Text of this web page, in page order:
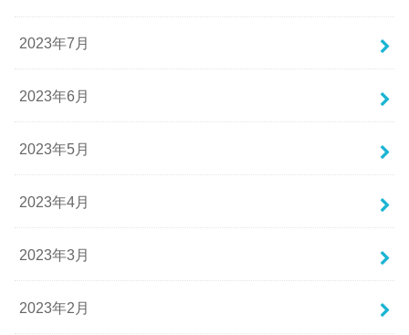
2023年7月
2023年6月
2023年5月
2023年4月
2023年3月
2023年2月